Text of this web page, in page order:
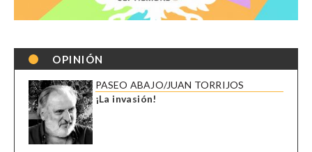
OPINIÓN
PASEO ABAJO/JUAN TORRIJOS
¡La invasión!